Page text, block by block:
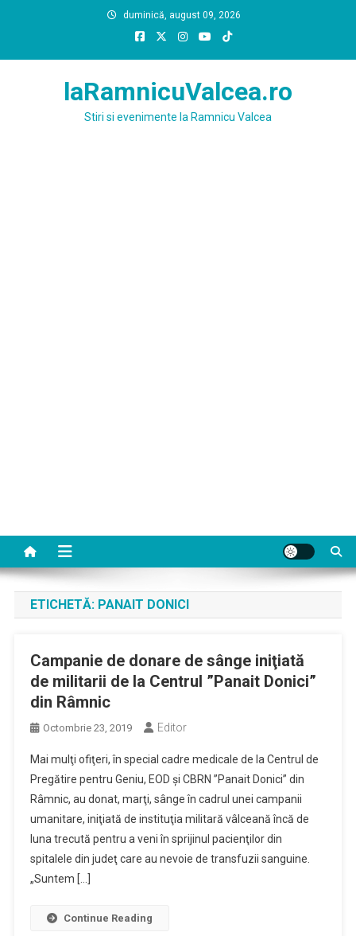
duminică, august 09, 2026
laRamnicuValcea.ro
Stiri si evenimente la Ramnicu Valcea
ETICHETĂ: PANAIT DONICI
Campanie de donare de sânge iniţiată
de militarii de la Centrul ”Panait Donici”
din Râmnic
Octombrie 23, 2019 Editor
Mai mulţi ofiţeri, în special cadre medicale de la Centrul de
Pregătire pentru Geniu, EOD şi CBRN ”Panait Donici” din
Râmnic, au donat, marţi, sânge în cadrul unei campanii
umanitare, iniţiată de instituţia militară vâlceană încă de
luna trecută pentru a veni în sprijinul pacienţilor din
spitalele din judeţ care au nevoie de transfuzii sanguine.
„Suntem […]
Continue Reading